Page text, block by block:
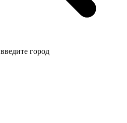
введите город